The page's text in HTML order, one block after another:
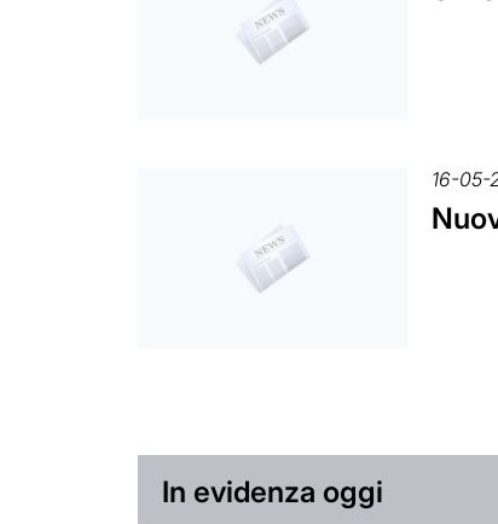
16-05-
In evidenza oggi